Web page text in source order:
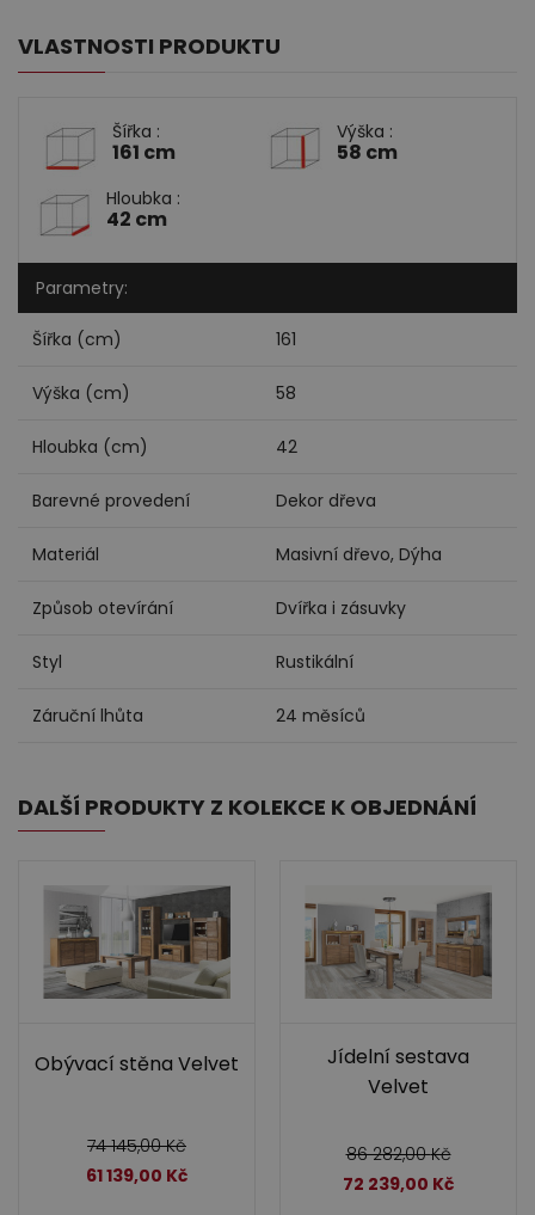
VLASTNOSTI PRODUKTU
Šířka :
161 cm
Výška :
58 cm
Hloubka :
42 cm
Parametry:
Šířka (cm) 161
Výška (cm) 58
Hloubka (cm) 42
Barevné provedení Dekor dřeva
Materiál Masivní dřevo, Dýha
Způsob otevírání Dvířka i zásuvky
Styl Rustikální
Záruční lhůta 24 měsíců
DALŠÍ PRODUKTY Z KOLEKCE K OBJEDNÁNÍ
Obývací stěna Velvet
74 145,00Kč
61 139,00 Kč
Jídelní sestava
Velvet
86 282,00Kč
72 239,00 Kč